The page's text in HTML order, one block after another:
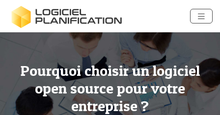
Pourquoi choisir un logiciel
open source pour votre
entreprise ?